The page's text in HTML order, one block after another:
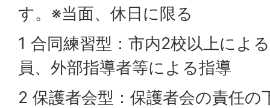
す。※当面、休日に限る
1 合同練習型：市内2校以上によ
員、外部指導者等による指導
2 保護者会型：保護者会の責任の